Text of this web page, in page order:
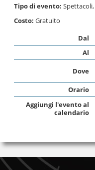
Tipo di evento: Spettacoli,
Costo: Gratuito
Dal
Al
Dove
Orario
Aggiungi l'evento al
calendario